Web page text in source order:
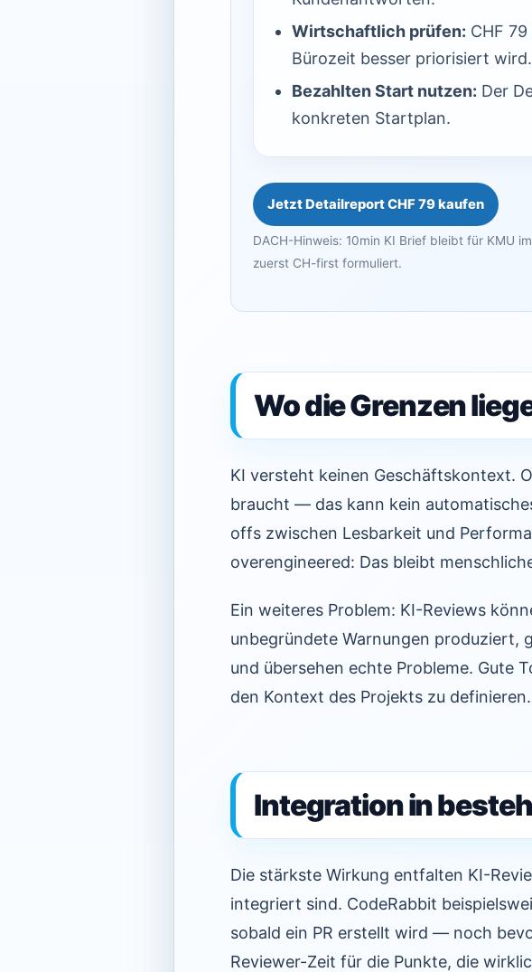
Wirtschaftlich prüfen: CHF
Bürozeit besser priorisiert wird.
Bezahlten Start nutzen: Der
konkreten Startplan.
Jetzt Detailreport CHF 79 kaufen
DACH-Hinweis: 10min KI Brief bleibt für KMU
zuerst CH-first formuliert.
Wo die Grenzen
KI versteht keinen Geschäftskontext.
braucht — das kann kein
offs zwischen Lesbarkeit und
overengineered: Das bleibt
Ein weiteres Problem: KI-Reviews
unbegründete Warnungen produziert,
und übersehen echte Probleme. Gute
den Kontext des Projekts zu definieren.
Integration in
Die stärkste Wirkung entfalten KI-
integriert sind. CodeRabbit
sobald ein PR erstellt wird — noch
Reviewer-Zeit für die Punkte, die